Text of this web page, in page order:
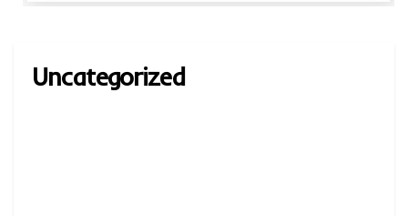
Uncategorized